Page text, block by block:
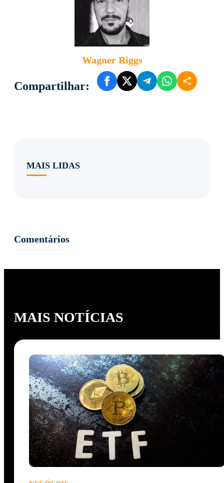
Wagner Riggs
Compartilhar:
MAIS LIDAS
Comentários
MAIS NOTÍCIAS